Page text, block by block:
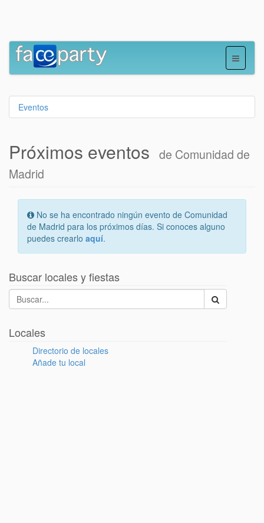
Eventos
Próximos eventos
de Comunidad de
Madrid
No se ha encontrado ningún evento de Comunidad
de Madrid para los próximos días. Si conoces alguno
puedes crearlo aquí.
Buscar locales y fiestas
Locales
Directorio de locales
Añade tu local